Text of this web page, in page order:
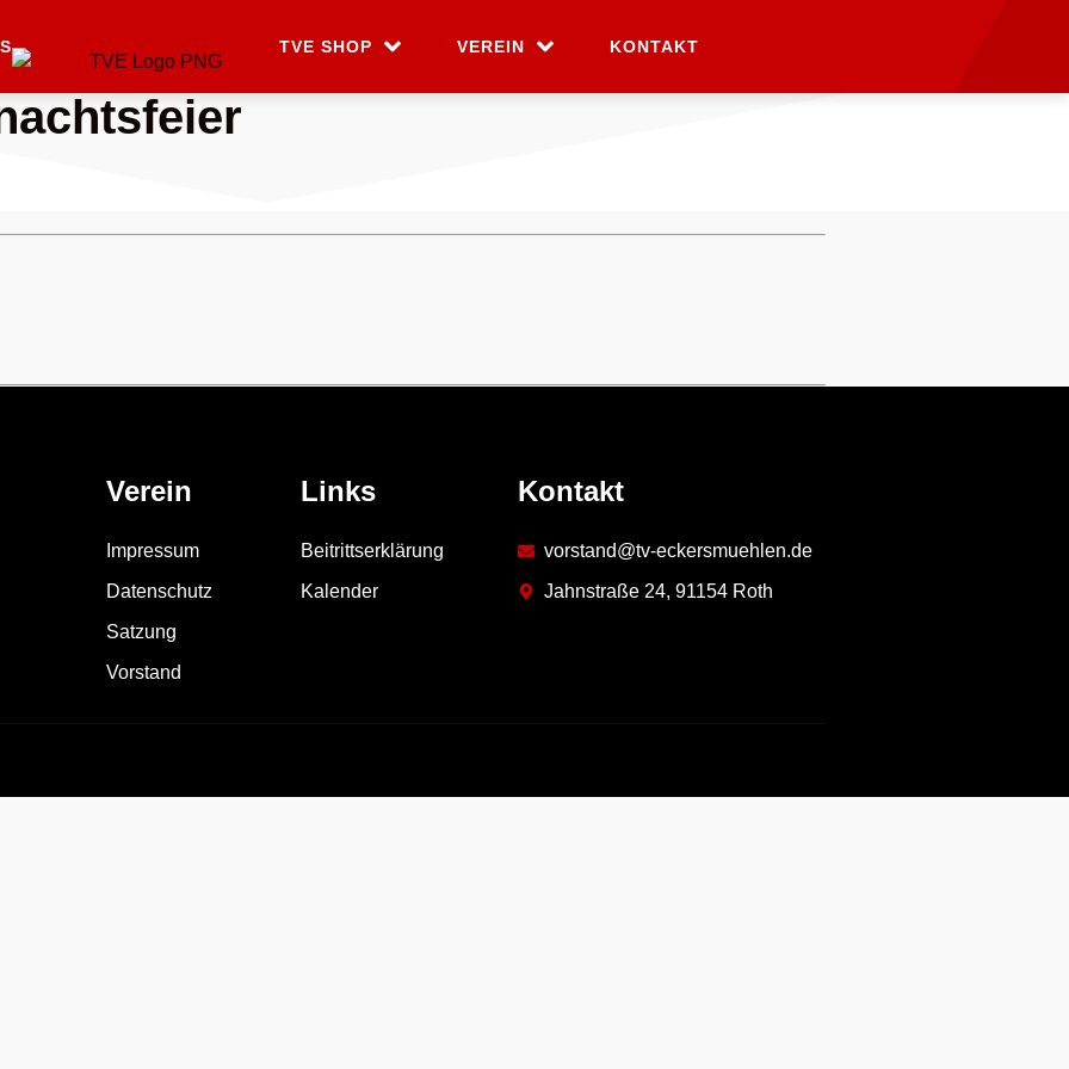
TVE SHOP VEREIN KONTAKT
Verein
Impressum
Datenschutz
Satzung
Vorstand
Links
Beitrittserklärung
Kalender
Kontakt
vorstand@tv-eckersmuehlen.de
Jahnstraße 24, 91154 Roth